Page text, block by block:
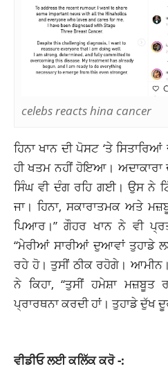
celebs reacts hina cancer
ਹਿਨਾ ਖਾਨ ਦੀ ਪੋਸਟ ‘ਤੇ
ਹੀ ਖਤਮ ਨਹੀਂ ਹੋਇਆ।ਅਦਾਕਾਰਾ
ਸਿੰਘ ਵੀ ਦੰਗ ਰਹਿ ਗਈ। ਉਸ ਨੇ
ਜਾ। ਹਿਨਾ, ਸਕਾਰਾਤਮਕ ਅਤੇ
ਪਿਆਰ।” ਗੌਹਰ ਖਾਨ ਨੇ ਵੀ
“ਮੇਰੀਆਂ ਸਾਰੀਆਂ ਦੁਆਵਾਂ ਤੁਹਾਡੇ
ਰਹੇ ਹੋ। ਤੁਸੀਂ ਠੀਕ ਰਹੋਗੇ।
ਨੇ ਕਿਹਾ, “ਤੁਸੀਂ ਹਮੇਸ਼ਾ
ਪ੍ਰਾਰਥਨਾ ਕਰਦੀ ਹਾਂ। ਤੁਹਾਡੇ ਦੁੱਖ
ਵੀਡੀਓ ਲਈ ਕਲਿੱਕ ਕਰੋ -: